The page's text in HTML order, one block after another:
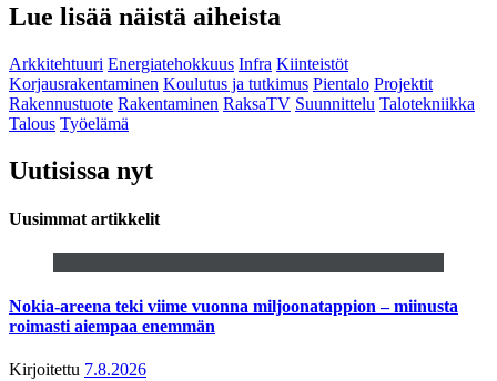
Lue lisää näistä aiheista
Arkkitehtuuri Energiatehokkuus Infra Kiinteistöt
Korjausrakentaminen Koulutus ja tutkimus Pientalo Projektit
Rakennustuote Rakentaminen RaksaTV Suunnittelu Talotekniikka
Talous Työelämä
Uutisissa nyt
Uusimmat artikkelit
Nokia-areena teki viime vuonna miljoonatappion – miinusta
roimasti aiempaa enemmän
Kirjoitettu 7.8.2026